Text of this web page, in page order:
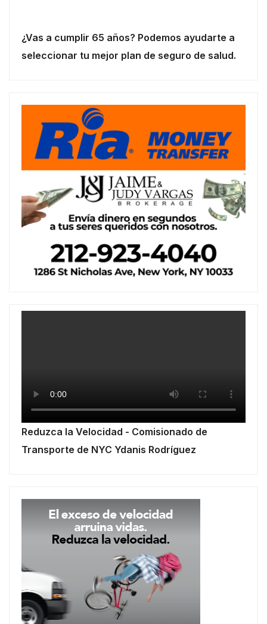
¿Vas a cumplir 65 años? Podemos ayudarte a
seleccionar tu mejor plan de seguro de salud.
Reduzca la Velocidad - Comisionado de
Transporte de NYC Ydanis Rodríguez